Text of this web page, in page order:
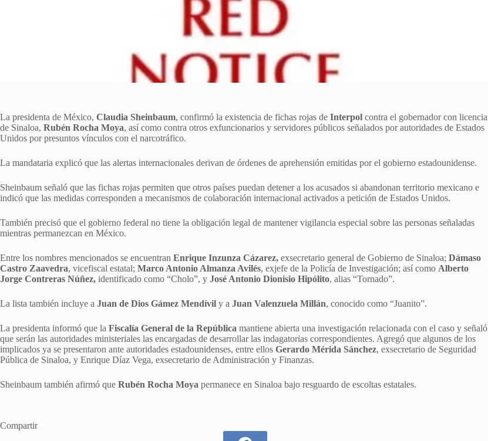
La presidenta de México, Claudia Sheinbaum, confirmó la existencia de fichas rojas de Interpol contra el gobernador con licencia
de Sinaloa, Rubén Rocha Moya, así como contra otros exfuncionarios y servidores públicos señalados por autoridades de Estados
Unidos por presuntos vínculos con el narcotráfico.
La mandataria explicó que las alertas internacionales derivan de órdenes de aprehensión emitidas por el gobierno estadounidense.
Sheinbaum señaló que las fichas rojas permiten que otros países puedan detener a los acusados si abandonan territorio mexicano e
indicó que las medidas corresponden a mecanismos de colaboración internacional activados a petición de Estados Unidos.
También precisó que el gobierno federal no tiene la obligación legal de mantener vigilancia especial sobre las personas señaladas
mientras permanezcan en México.
Entre los nombres mencionados se encuentran Enrique Inzunza Cázarez, exsecretario general de Gobierno de Sinaloa; Dámaso
Castro Zaavedra, vicefiscal estatal; Marco Antonio Almanza Avilés, exjefe de la Policía de Investigación; así como Alberto
Jorge Contreras Núñez, identificado como “Cholo”, y José Antonio Dionisio Hipólito, alias “Tornado”.
La lista también incluye a Juan de Dios Gámez Mendívil y a Juan Valenzuela Millán, conocido como “Juanito”.
La presidenta informó que la Fiscalía General de la República mantiene abierta una investigación relacionada con el caso y señaló
que serán las autoridades ministeriales las encargadas de desarrollar las indagatorias correspondientes. Agregó que algunos de los
implicados ya se presentaron ante autoridades estadounidenses, entre ellos Gerardo Mérida Sánchez, exsecretario de Seguridad
Pública de Sinaloa, y Enrique Díaz Vega, exsecretario de Administración y Finanzas.
Sheinbaum también afirmó que Rubén Rocha Moya permanece en Sinaloa bajo resguardo de escoltas estatales.
Compartir